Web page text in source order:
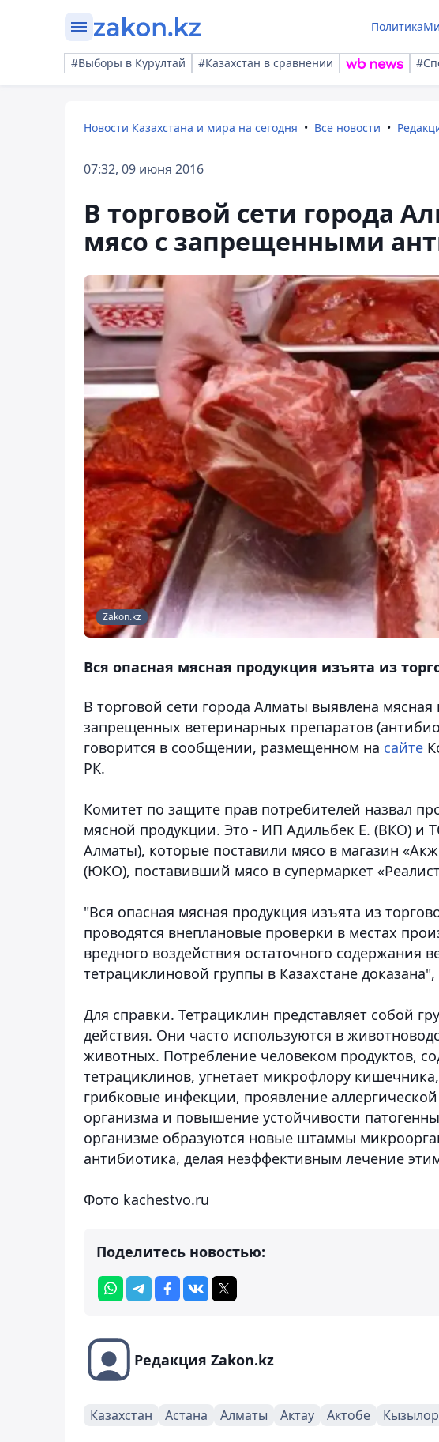
Политика
#Выборы в Курултай #Казахстан в сравнении
Новости Казахстана и мира на сегодня Все новости
07:32, 09 июня 2016
В торговой сети города
мясо с запрещенными
Zakon.kz
Вся опасная мясная продукция изъята из
В торговой сети города Алматы выявлена
запрещенных ветеринарных препаратов
говорится в сообщении, размещенном на сайте
РК.
Комитет по защите прав потребителей назвал
мясной продукции. Это - ИП Адильбек Е. (ВКО) и
Алматы), которые поставили мясо в магазин
(ЮКО), поставивший мясо в супермаркет
"Вся опасная мясная продукция изъята из
проводятся внеплановые проверки в местах
вредного воздействия остаточного содержания
тетрациклиновой группы в Казахстане
Для справки. Тетрациклин представляет собой
действия. Они часто используются в
животных. Потребление человеком продуктов,
тетрациклинов, угнетает микрофлору
грибковые инфекции, проявление
организма и повышение устойчивости
организме образуются новые штаммы
антибиотика, делая неэффективным лечение
Фото kachestvo.ru
Поделитесь новостью:
Редакция Zakon.kz
Казахстан Астана Алматы Актау Актобе